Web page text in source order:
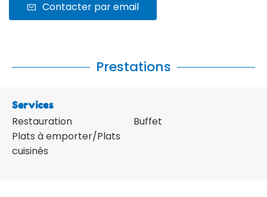
Contacter par email
Prestations
Services
Restauration
Plats à emporter/Plats
cuisinés
Buffet